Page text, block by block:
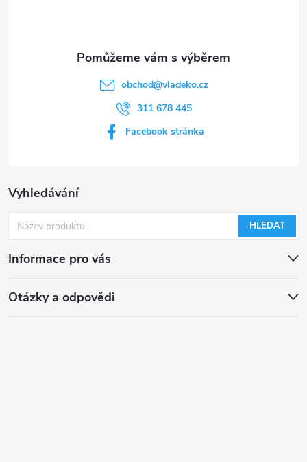
Vyhledávání
HLEDAT
Informace pro vás
Otázky a odpovědi
obchod@vladeko.cz
311 678 445
Facebook stránka